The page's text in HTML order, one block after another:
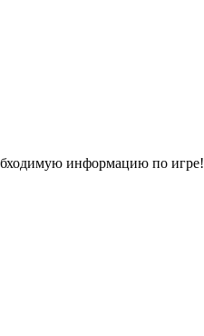
информацию по игре!